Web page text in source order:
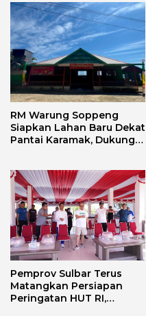
RM Warung Soppeng
Siapkan Lahan Baru Dekat
Pantai Karamak, Dukung
Pemprov Sulbar Terus
Matangkan Persiapan
Peringatan HUT RI,